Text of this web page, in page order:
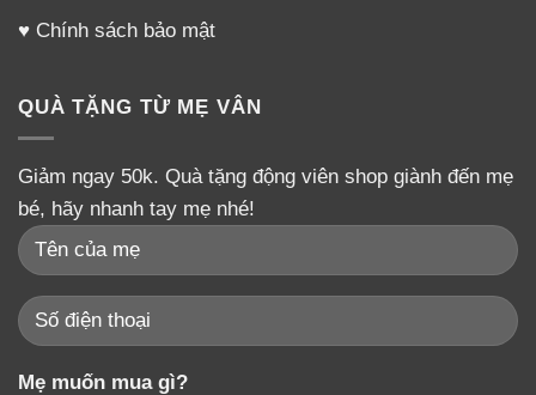
♥ Chính sách bảo mật
QUÀ TẶNG TỪ MẸ VÂN
Giảm ngay 50k. Quà tặng động viên shop giành đến mẹ
bé, hãy nhanh tay mẹ nhé!
Mẹ muốn mua gì?